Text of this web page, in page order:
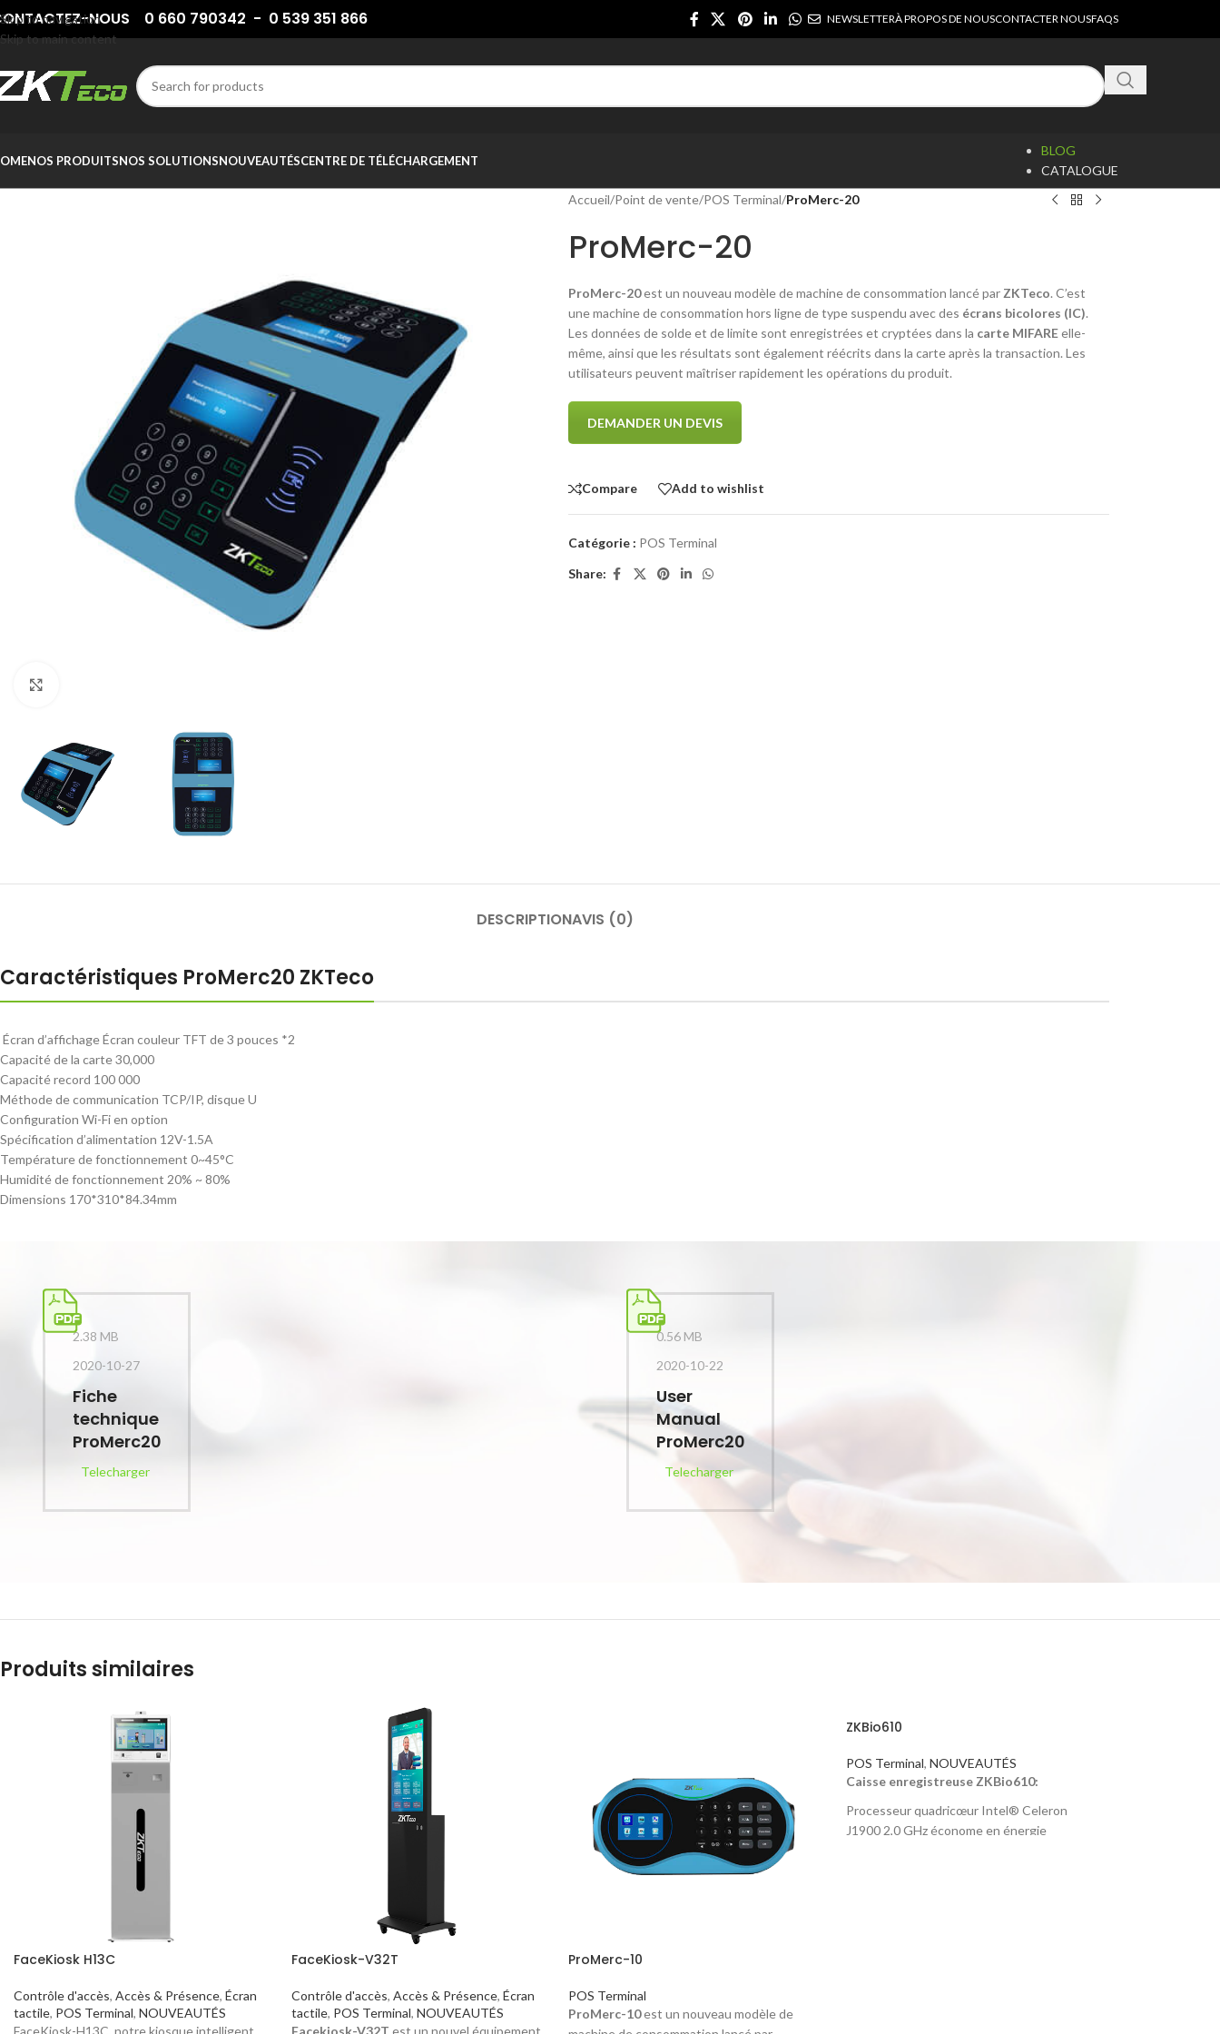
Skip to navigation
Skip to main content
NOUS 0 660 790342 - 0 539 351 866 NEWSLETTERÀ PROPOS DE NOUSCONTACTER NOUSFAQS
NOS PRODUITSNOS SOLUTIONSNOUVEAUTÉSCENTRE DE TÉLÉCHARGEMENT
BLOG
CATALOGUE
Accueil/Point de vente/POS Terminal/ProMerc-20
ProMerc-20
ProMerc-20est un nouveau modèle de machine de consommation lancé par ZKTeco. C’est
une machine de consommation hors ligne de type suspendu avec des écrans bicolores (IC).
Les données de solde et de limite sont enregistrées et cryptées dans la carte MIFAREelle-
même, ainsi que les résultats sont également réécrits dans la carte après la transaction. Les
utilisateurs peuvent maîtriser rapidement les opérations du produit.
DEMANDER UN DEVIS
Compare Add to wishlist
Catégorie : POS Terminal
Share:
DESCRIPTIONAVIS (0)
Caractéristiques ProMerc20 ZKTeco
Écran d’affichage Écran couleur TFT de 3 pouces *2
Capacité de la carte 30,000
Capacité record 100 000
Méthode de communication TCP/IP, disque U
Configuration Wi-Fi en option
Spécification d’alimentation 12V-1.5A
Température de fonctionnement 0~45°C
Humidité de fonctionnement 20% ~ 80%
Dimensions 170*310*84.34mm
2.38 MB
2020-10-27
Fiche
technique
ProMerc20
Telecharger
0.56 MB
2020-10-22
User
Manual
ProMerc20
Telecharger
Produits similaires
FaceKiosk H13C
Contrôle d'accès, Accès & Présence, Écran
tactile, POS Terminal, NOUVEAUTÉS
FaceKiosk-V32T
Contrôle d'accès, Accès & Présence, Écran
tactile, POS Terminal, NOUVEAUTÉS
ProMerc-10
POS Terminal
ProMerc-10est un nouveau modèle de
ZKBio610
POS Terminal, NOUVEAUTÉS
Caisse enregistreuse ZKBio610:
Processeur quadricœur Intel® Celeron
J1900 2,0 GHz économe en énergie